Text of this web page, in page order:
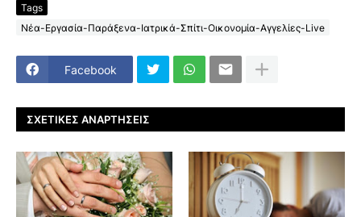
Tags
Νέα-Εργασία-Παράξενα-Ιατρικά-Σπίτι-Οικονομία-Αγγελίες-Live
Facebook
ΣΧΕΤΙΚΈΣ ΑΝΑΡΤΉΣΕΙΣ